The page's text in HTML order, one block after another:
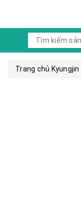
Trang chủ Kyungjin